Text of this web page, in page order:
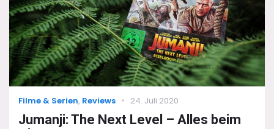
Categories
Filme & Serien, Reviews
Posted
24. Juli 2020
Jumanji: The Next Level – Alles beim